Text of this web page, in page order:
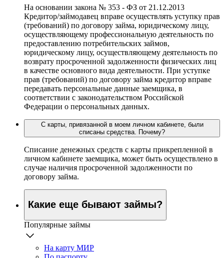
На основании закона № 353 - ФЗ от 21.12.2013
Кредитор/займодавец вправе осуществлять уступку прав
(требований) по договору займа, юридическому лицу,
осуществляющему профессиональную деятельность по
предоставлению потребительских займов,
юридическому лицу, осуществляющему деятельность по
возврату просроченной задолженности физических лиц
в качестве основного вида деятельности. При уступке
прав (требований) по договору займа кредитор вправе
передавать персональные данные заемщика, в
соответствии с законодательством Российской
Федерации о персональных данных.
С карты, привязанной в моем личном кабинете, были
списаны средства. Почему?
Списание денежных средств с карты прикрепленной в
личном кабинете заемщика, может быть осуществлено в
случае наличия просроченной задолженности по
договору займа.
Какие еще бывают займы?
Популярные займы
На карту МИР